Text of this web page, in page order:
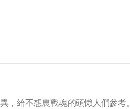
，給不想農戰魂的頭懶人們參考。